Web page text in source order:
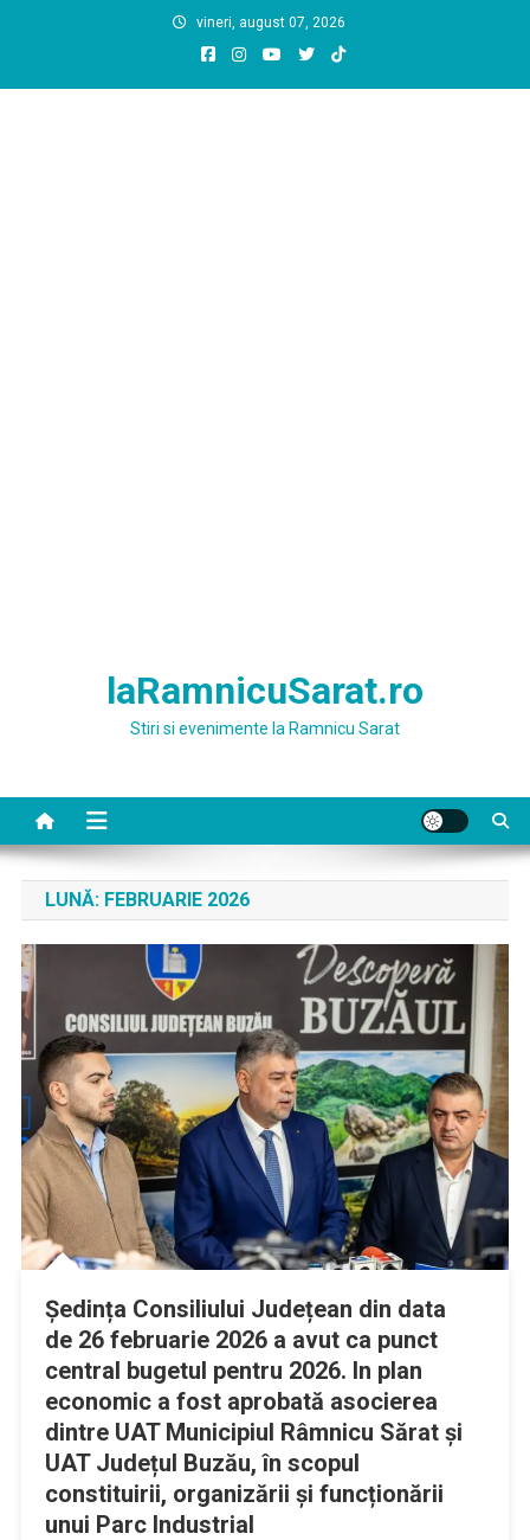
vineri, august 07, 2026
laRamnicuSarat.ro
Stiri si evenimente la Ramnicu Sarat
LUNĂ: FEBRUARIE 2026
Ședința Consiliului Județean din data
de 26 februarie 2026 a avut ca punct
central bugetul pentru 2026. In plan
economic a fost aprobată asocierea
dintre UAT Municipiul Râmnicu Sărat și
UAT Județul Buzău, în scopul
constituirii, organizării și funcționării
unui Parc Industrial